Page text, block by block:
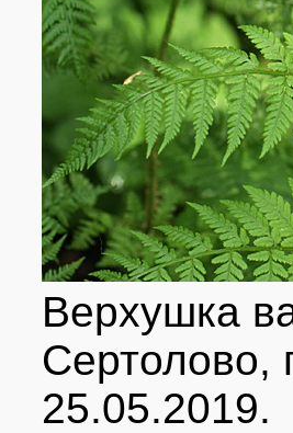
Верхушка
Сертолово,
25.05.2019.